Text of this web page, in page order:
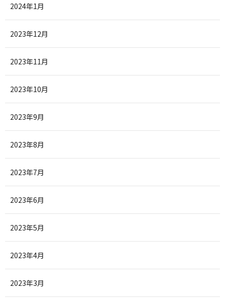
2024年1月
2023年12月
2023年11月
2023年10月
2023年9月
2023年8月
2023年7月
2023年6月
2023年5月
2023年4月
2023年3月